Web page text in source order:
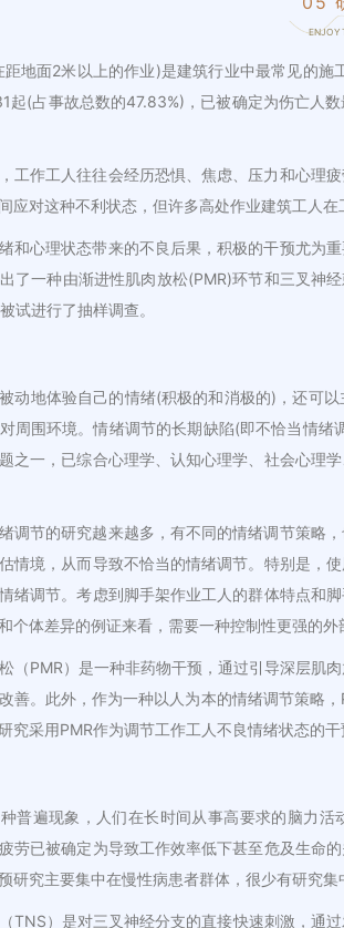
ENJOY
距地面2米以上的作业)是建筑行业中最常见的
起(占事故总数的47.83%)，已被确定为伤亡人
工作工人往往会经历恐惧、焦虑、压力和心理
应对这种不利状态，但许多高处作业建筑工人
和心理状态带来的不良后果，积极的干预尤为
了一种由渐进性肌肉放松(PMR)环节和三叉神
试进行了抽样调查。
动地体验自己的情绪(积极的和消极的)，还可
周围环境。情绪调节的长期缺陷(即不恰当情
之一，已综合心理学、认知心理学、社会心理
调节的研究越来越多，有不同的情绪调节策略
情境，从而导致不恰当的情绪调节。特别是，
绪调节。考虑到脚手架作业工人的群体特点和
个体差异的例证来看，需要一种控制性更强的外
（PMR）是一种非药物干预，通过引导深层肌
善。此外，作为一种以人为本的情绪调节策略
究采用PMR作为调节工作工人不良情绪状态的干
普遍现象，人们在长时间从事高要求的脑力
劳已被确定为导致工作效率低下甚至危及生命
研究主要集中在慢性病患者群体，很少有研究集
TNS）是对三叉神经分支的直接快速刺激，通